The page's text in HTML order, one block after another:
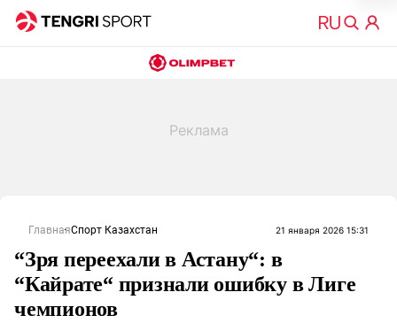
ГлавнаяСпорт Казахстан 21 января 2026 15:31
“Зря переехали в Астану“: в
“Кайрате“ признали ошибку в Лиге
чемпионов